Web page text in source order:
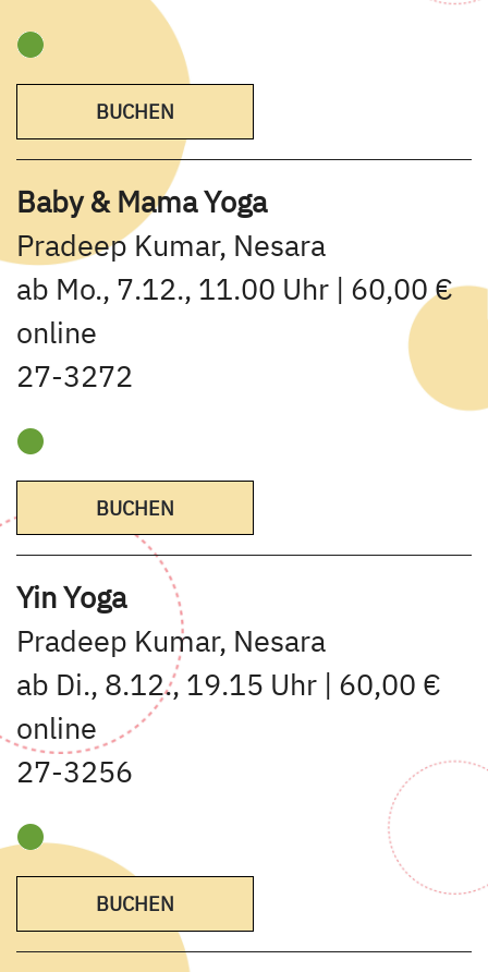
BUCHEN
Baby & Mama Yoga
Pradeep Kumar, Nesara
ab Mo., 7.12., 11.00 Uhr | 60,00 €
online
27-3272
BUCHEN
Yin Yoga
Pradeep Kumar, Nesara
ab Di., 8.12., 19.15 Uhr | 60,00 €
online
27-3256
BUCHEN